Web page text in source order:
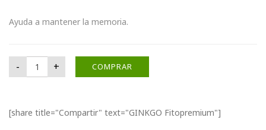
Ayuda a mantener la memoria.
-
GINKGO Fitopremium cantidad
+ COMPRAR
[share title="Compartir" text="GINKGO Fitopremium"]